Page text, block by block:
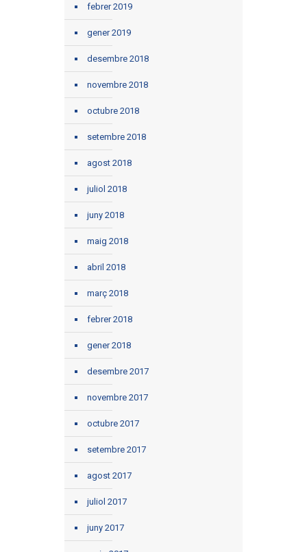
febrer 2019
gener 2019
desembre 2018
novembre 2018
octubre 2018
setembre 2018
agost 2018
juliol 2018
juny 2018
maig 2018
abril 2018
març 2018
febrer 2018
gener 2018
desembre 2017
novembre 2017
octubre 2017
setembre 2017
agost 2017
juliol 2017
juny 2017